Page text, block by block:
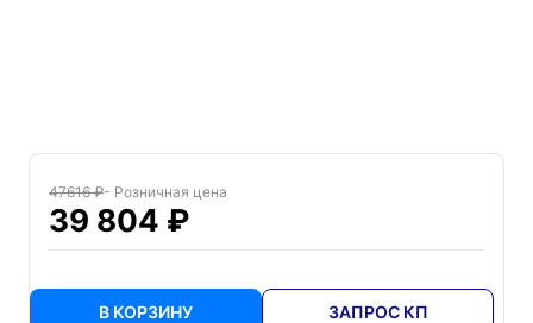
47616 ₽- Розничная цена
39 804 ₽
В КОРЗИНУ ЗАПРОС КП